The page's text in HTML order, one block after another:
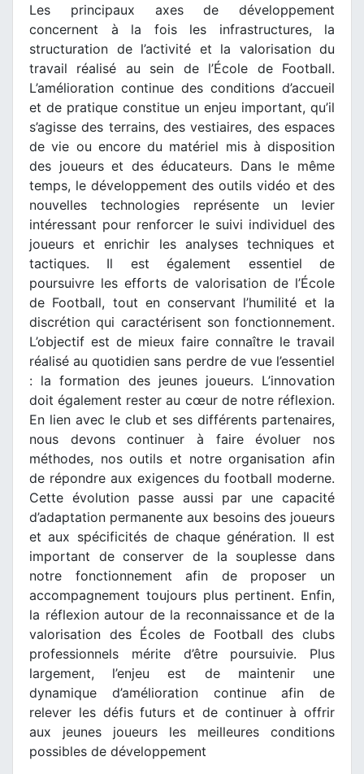
Les principaux axes de développement
concernent à la fois les infrastructures, la
structuration de l’activité et la valorisation du
travail réalisé au sein de l’École de Football.
L’amélioration continue des conditions d’accueil
et de pratique constitue un enjeu important, qu’il
s’agisse des terrains, des vestiaires, des espaces
de vie ou encore du matériel mis à disposition
des joueurs et des éducateurs. Dans le même
temps, le développement des outils vidéo et des
nouvelles technologies représente un levier
intéressant pour renforcer le suivi individuel des
joueurs et enrichir les analyses techniques et
tactiques. Il est également essentiel de
poursuivre les efforts de valorisation de l’École
de Football, tout en conservant l’humilité et la
discrétion qui caractérisent son fonctionnement.
L’objectif est de mieux faire connaître le travail
réalisé au quotidien sans perdre de vue l’essentiel
: la formation des jeunes joueurs. L’innovation
doit également rester au cœur de notre réflexion.
En lien avec le club et ses différents partenaires,
nous devons continuer à faire évoluer nos
méthodes, nos outils et notre organisation afin
de répondre aux exigences du football moderne.
Cette évolution passe aussi par une capacité
d’adaptation permanente aux besoins des joueurs
et aux spécificités de chaque génération. Il est
important de conserver de la souplesse dans
notre fonctionnement afin de proposer un
accompagnement toujours plus pertinent. Enfin,
la réflexion autour de la reconnaissance et de la
valorisation des Écoles de Football des clubs
professionnels mérite d’être poursuivie. Plus
largement, l’enjeu est de maintenir une
dynamique d’amélioration continue afin de
relever les défis futurs et de continuer à offrir
aux jeunes joueurs les meilleures conditions
possibles de développement